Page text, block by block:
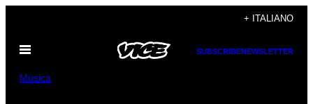
contenuto
+ ITALIANO
Apri
SUBSCRIBENEWSLETTER
Música